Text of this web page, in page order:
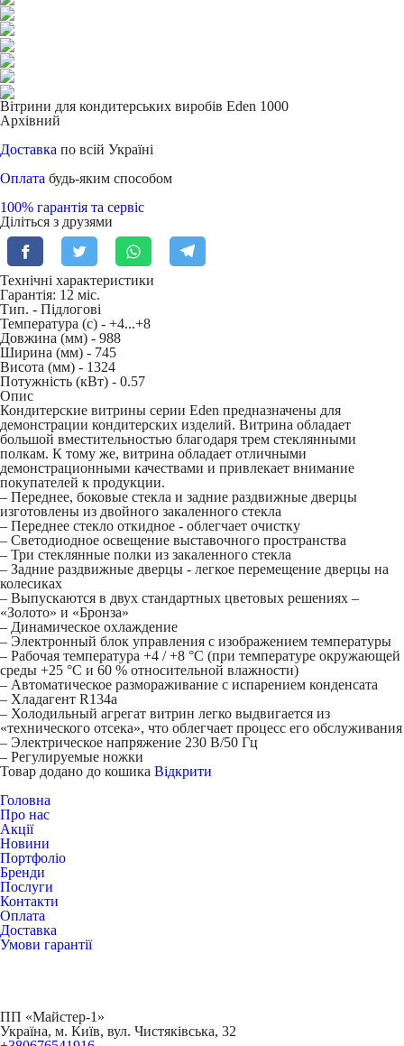
Вітрини для кондитерських виробів Eden 1000
Архівний
Доставка по всій Україні
Оплата будь-яким способом
100% гарантія та сервіс
Діліться з друзями
Технічні характеристики
Гарантія: 12 міс.
Тип. - Підлогові
Температура (c) - +4...+8
Довжина (мм) - 988
Ширина (мм) - 745
Висота (мм) - 1324
Потужність (кВт) - 0.57
Опис
Кондитерские витрины серии Eden предназначены для
демонстрации кондитерских изделий. Витрина обладает
большой вместительностью благодаря трем стеклянными
полкам. К тому же, витрина обладает отличными
демонстрационными качествами и привлекает внимание
покупателей к продукции.
– Переднее, боковые стекла и задние раздвижные дверцы
изготовлены из двойного закаленного стекла
– Переднее стекло откидное - облегчает очистку
– Светодиодное освещение выставочного пространства
– Три стеклянные полки из закаленного стекла
– Задние раздвижные дверцы - легкое перемещение дверцы на
колесиках
– Выпускаются в двух стандартных цветовых решениях –
«Золото» и «Бронза»
– Динамическое охлаждение
– Электронный блок управления с изображением температуры
– Рабочая температура +4 / +8 °C (при температуре окружающей
среды +25 °C и 60 % относительной влажности)
– Автоматическое размораживание с испарением конденсата
– Хладагент R134a
– Холодильный агрегат витрин легко выдвигается из
«технического отсека», что облегчает процесс его обслуживания
– Электрическое напряжение 230 В/50 Гц
– Регулируемые ножки
Товар додано до кошика Відкрити
Головна
Про нас
Акції
Новини
Портфоліо
Бренди
Послуги
Контакти
Оплата
Доставка
Умови гарантії
ПП «Майстер-1»
Українa, м. Київ, вул. Чистяківська, 32